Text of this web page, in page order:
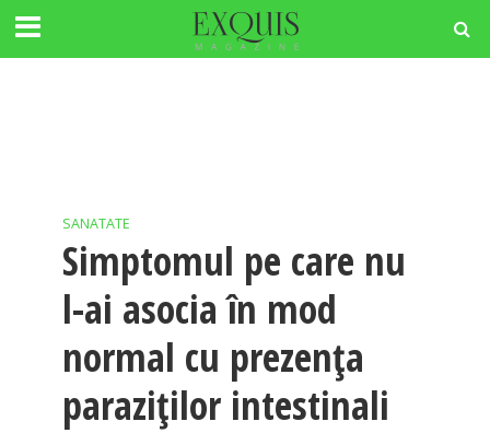
SANATATE
Simptomul pe care nu
l-ai asocia în mod
normal cu prezența
paraziților intestinali